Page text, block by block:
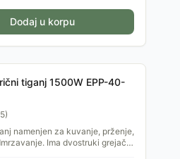
Dodaj u korpu
tiganj 1500W EPP-40-
)
namenjen za kuvanje, prženje,
Ima dvostruki grejač